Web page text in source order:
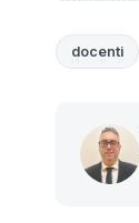
docenti